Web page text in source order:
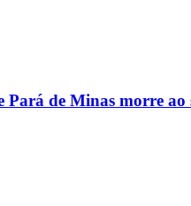
de Minas morre ao